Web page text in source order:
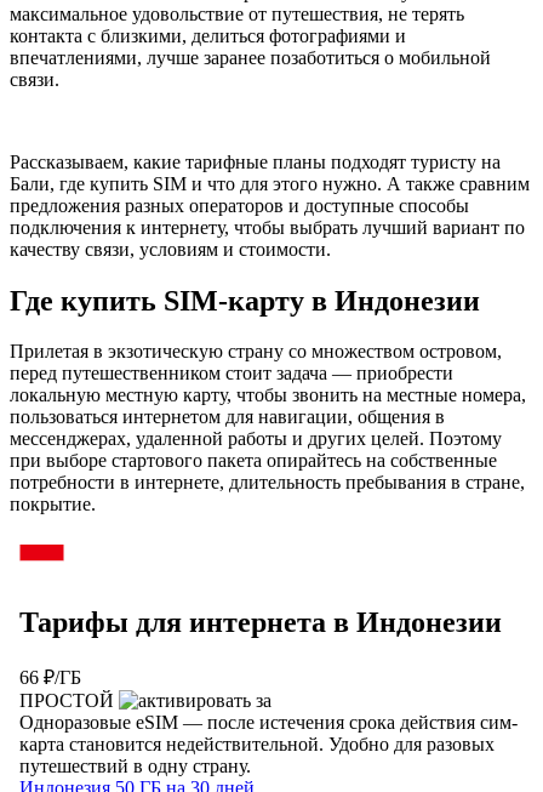
максимальное удовольствие от путешествия, не терять
контакта с близкими, делиться фотографиями и
впечатлениями, лучше заранее позаботиться о мобильной
связи.
Рассказываем, какие тарифные планы подходят туристу на
Бали, где купить SIM и что для этого нужно. А также сравним
предложения разных операторов и доступные способы
подключения к интернету, чтобы выбрать лучший вариант по
качеству связи, условиям и стоимости.
Где купить SIM-карту в Индонезии
Прилетая в экзотическую страну со множеством островом,
перед путешественником стоит задача — приобрести
локальную местную карту, чтобы звонить на местные номера,
пользоваться интернетом для навигации, общения в
мессенджерах, удаленной работы и других целей. Поэтому
при выборе стартового пакета опирайтесь на собственные
потребности в интернете, длительность пребывания в стране,
покрытие.